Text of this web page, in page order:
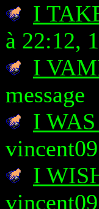
I
à 22:12,
I
message
I
I